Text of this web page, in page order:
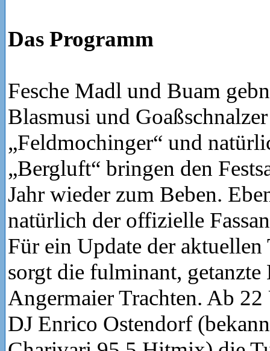
Das Programm
Fesche Madl und Buam
Blasmusi und
„Feldmochinger“ und
„Bergluft“ bringen den
Jahr wieder zum Beben.
natürlich der offizielle
Für ein Update der aktuellen
sorgt die fulminant,
Angermaier Trachten. Ab
DJ Enrico Ostendorf